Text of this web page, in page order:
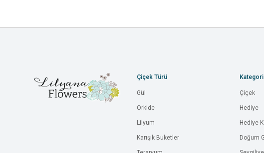
Çiçek Türü
Gül
Orkide
Lilyum
Karışık Buketler
Çiçek
Hediye
Hediye
Doğum